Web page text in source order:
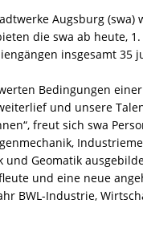
Augsburg (swa)
die swa ab heute,
insgesamt 35
Bedingungen
und unsere
freut sich swa
Geomatik
und eine neue
BWL-Industrie,